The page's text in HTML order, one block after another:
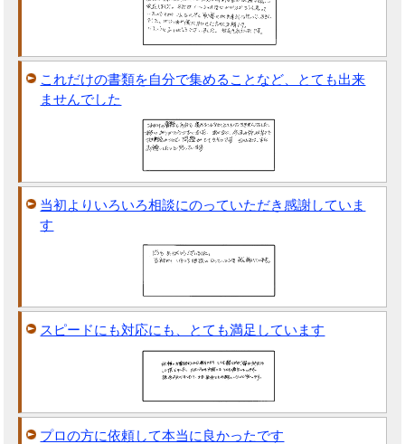
これだけの書類を自分で集めることなど、とても出来
ませんでした
当初よりいろいろ相談にのっていただき感謝していま
す
スピードにも対応にも、とても満足しています
プロの方に依頼して本当に良かったです